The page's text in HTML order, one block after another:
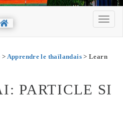
> Apprendre le thaïlandais> Learn
PARTICLE SI